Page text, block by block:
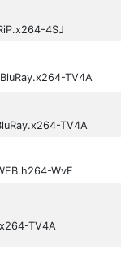
4SJ
TV4A
TV4A
WvF
TV4A